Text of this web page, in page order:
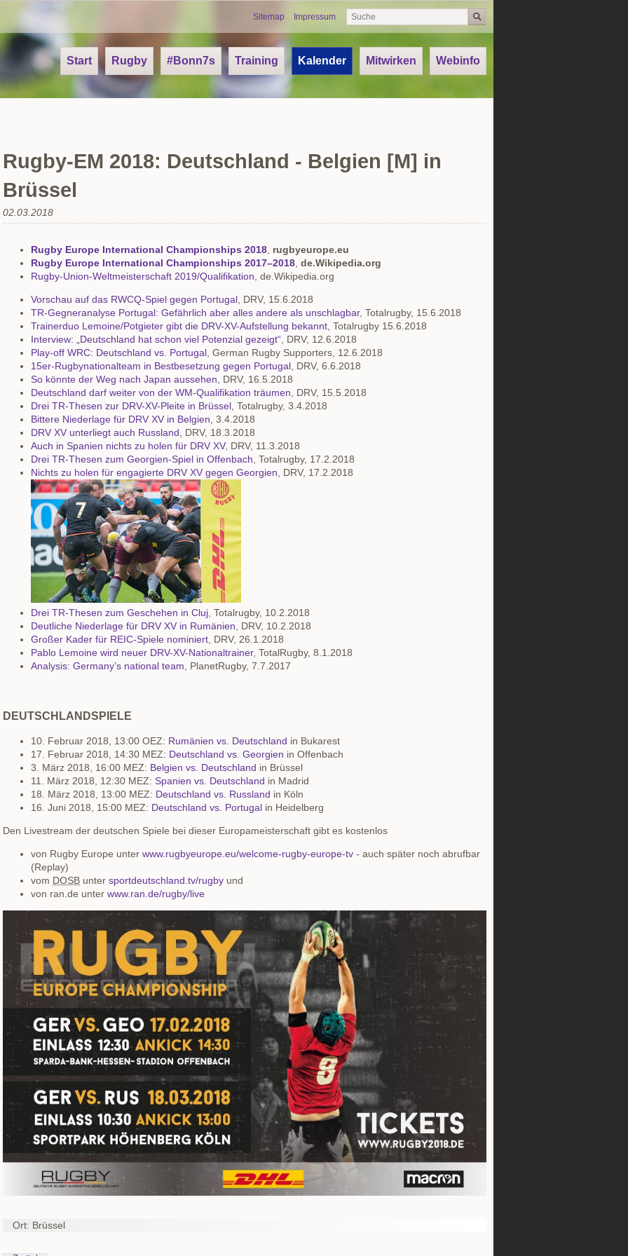
Skip
navigation
Sitemap Impressum
Navigation
überspringen
Start Rugby #Bonn7s Training Kalender Mitwirken Webinfo
Rugby-EM 2018: Deutschland - Belgien [M] in
Brüssel
02.03.2018
Rugby Europe International Championships 2018 rugbyeurope.eu
Rugby Europe International Championships 2017–2018 de.Wikipedia.org
Rugby-Union-Weltmeisterschaft 2019/Qualifikation , de.Wikipedia.org
Vorschau auf das RWCQ-Spiel gegen Portugal , DRV, 15.6.2018
TR-Gegneranalyse Portugal: Gefährlich aber alles andere als unschlagbar, Totalrugby, 15.6.2018
Trainerduo Lemoine/Potgieter gibt die DRV-XV-Aufstellung bekannt , Totalrugby 15.6.2018
Interview: „Deutschland hat schon viel Potenzial gezeigt“ , DRV, 12.6.2018
Play-off WRC: Deutschland vs. Portugal , German Rugby Supporters, 12.6.2018
15er-Rugbynationalteam in Bestbesetzung gegen Portugal , DRV, 6.6.2018
So könnte der Weg nach Japan aussehen , DRV, 16.5.2018
Deutschland darf weiter von der WM-Qualifikation träumen , DRV, 15.5.2018
Drei TR-Thesen zur DRV-XV-Pleite in Brüssel , Totalrugby, 3.4.2018
Bittere Niederlage für DRV XV in Belgien , 3.4.2018
DRV XV unterliegt auch Russland , DRV, 18.3.2018
Auch in Spanien nichts zu holen für DRV XV, DRV, 11.3.2018
Drei TR-Thesen zum Georgien-Spiel in Offenbach , Totalrugby, 17.2.2018
Nichts zu holen für engagierte DRV XV gegen Georgien , DRV, 17.2.2018
Drei TR-Thesen zum Geschehen in Cluj, Totalrugby, 10.2.2018
Deutliche Niederlage für DRV XV in Rumänien, DRV, 10.2.2018
Großer Kader für REIC-Spiele nominiert, DRV, 26.1.2018
Pablo Lemoine wird neuer DRV-XV-Nationaltrainer, TotalRugby, 8.1.2018
Analysis: Germany’s national team, PlanetRugby, 7.7.2017
DEUTSCHLANDSPIELE
10. Februar 2018, 13:00 OEZ: Rumänien vs. Deutschland in Bukarest
17. Februar 2018, 14:30 MEZ: Deutschland vs. Georgien in Offenbach
3. März 2018, 16:00 MEZ: Belgien vs. Deutschland in Brüssel
11. März 2018, 12:30 MEZ: Spanien vs. Deutschland in Madrid
18. März 2018, 13:00 MEZ: Deutschland vs. Russland in Köln
16. Juni 2018, 15:00 MEZ: Deutschland vs. Portugal in Heidelberg
Den Livestream der deutschen Spiele bei dieser Europameisterschaft gibt es kostenlos
von Rugby Europe unter www.rugbyeurope.eu/welcome-rugby-europe-tv - auch später noch abrufbar
(Replay)
vom DOSB unter sportdeutschland.tv/rugby und
von ran.de unter www.ran.de/rugby/live
Ort: Brüssel